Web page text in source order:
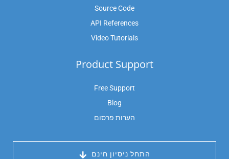
Source Code
API References
Video Tutorials
Product Support
Free Support
Blog
הערות פרסום
התחל ניסיון חינם